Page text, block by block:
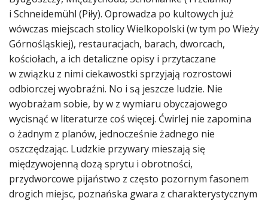
i Schneidemühl (Piły). Oprowadza po kultowych już
wówczas miejscach stolicy Wielkopolski (w tym po Wieży
Górnośląskiej), restauracjach, barach, dworcach,
kościołach, a ich detaliczne opisy i przytaczane
w związku z nimi ciekawostki sprzyjają rozrostowi
odbiorczej wyobraźni. No i są jeszcze ludzie. Nie
wyobrażam sobie, by w z wymiaru obyczajowego
wycisnąć w literaturze coś więcej. Ćwirlej nie zapomina
o żadnym z planów, jednocześnie żadnego nie
oszczędzając. Ludzkie przywary mieszają się
międzywojenną dozą sprytu i obrotności,
przydworcowe pijaństwo z często pozornym fasonem
drogich miejsc, poznańska gwara z charakterystycznym